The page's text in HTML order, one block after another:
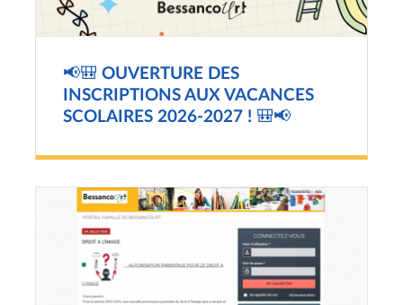
📢🎒 OUVERTURE DES
INSCRIPTIONS AUX VACANCES
SCOLAIRES 2026-2027 ! 🎒📢